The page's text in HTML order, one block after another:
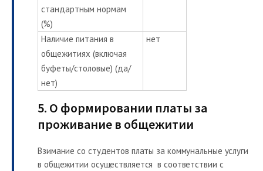
стандартным нормам
(%)
Наличие питания в
общежитиях (включая
буфеты/столовые) (да/
нет)
нет
5. О формировании платы за
проживание в общежитии
Взимание со студентов платы за коммунальные услуги
в общежитии осуществляется в соответствии с